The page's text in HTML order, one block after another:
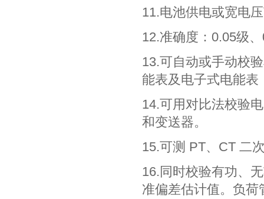
11.电池供电或宽电
12.准确度：0.05级
13.可自动或手动校
能表及电子式电能表
14.可用对比法校验
和变送器。
15.可测 PT、CT 二
16.同时校验有功、
准偏差估计值。负